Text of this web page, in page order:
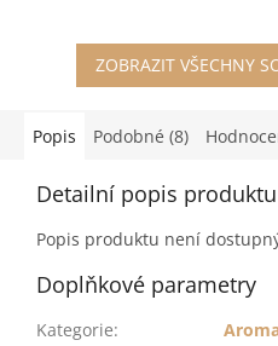
ZOBRAZIT VŠECHNY
Popis Podobné (8)
Detailní popis produktu
Popis produktu není
Doplňkové parametry
Kategorie: